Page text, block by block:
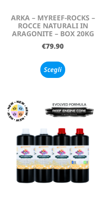
ARKA – MYREEF-ROCKS –
ROCCE NATURALI IN
ARAGONITE – BOX 20KG
€79.90
Scegli